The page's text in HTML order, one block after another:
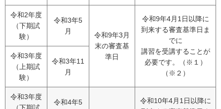
令和2年度
（下期試
験）
令和3年5
月
令和9年3月
末の審査基
準日
令和9年4月1日以降に
到来する審査基準日ま
でに
講習を受講することが
必要です。（※１）
（※２）
令和3年度
（上期試
験）
令和3年11
月
令和3年度
令和4年5
令和10年4月1日以降に